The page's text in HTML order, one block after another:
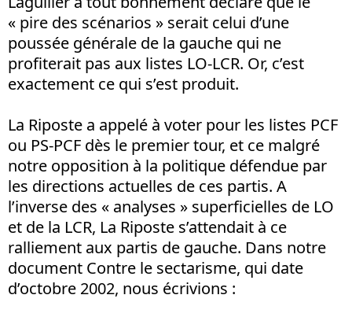
« pire des scénarios » serait celui d’une
poussée générale de la gauche qui ne
profiterait pas aux listes LO-LCR. Or, c’est
exactement ce qui s’est produit.
La Riposte a appelé à voter pour les listes PCF
ou PS-PCF dès le premier tour, et ce malgré
notre opposition à la politique défendue par
les directions actuelles de ces partis. A
l’inverse des « analyses » superficielles de LO
et de la LCR, La Riposte s’attendait à ce
ralliement aux partis de gauche. Dans notre
document Contre le sectarisme, qui date
d’octobre 2002, nous écrivions :